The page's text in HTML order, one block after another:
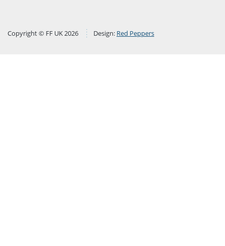
Copyright © FF UK 2026 Design: Red Peppers